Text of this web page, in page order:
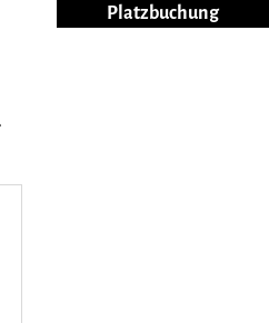
Platzbuchung